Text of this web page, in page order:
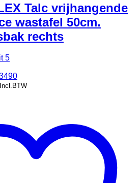
Talc vrijhangende
wastafel 50cm.
rechts
5
Incl.BTW